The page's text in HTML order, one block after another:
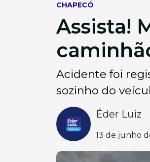
CHAPECÓ
Assista!
Acidente foi
sozinho do
Éder Luiz
13 de junho